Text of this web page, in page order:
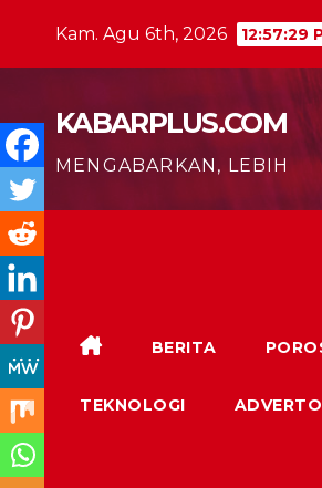
Kam. Agu 6th, 2026 12:57:31
KABARPLUS.COM
MENGABARKAN, LEBIH
BERITA
TEKNOLOGI